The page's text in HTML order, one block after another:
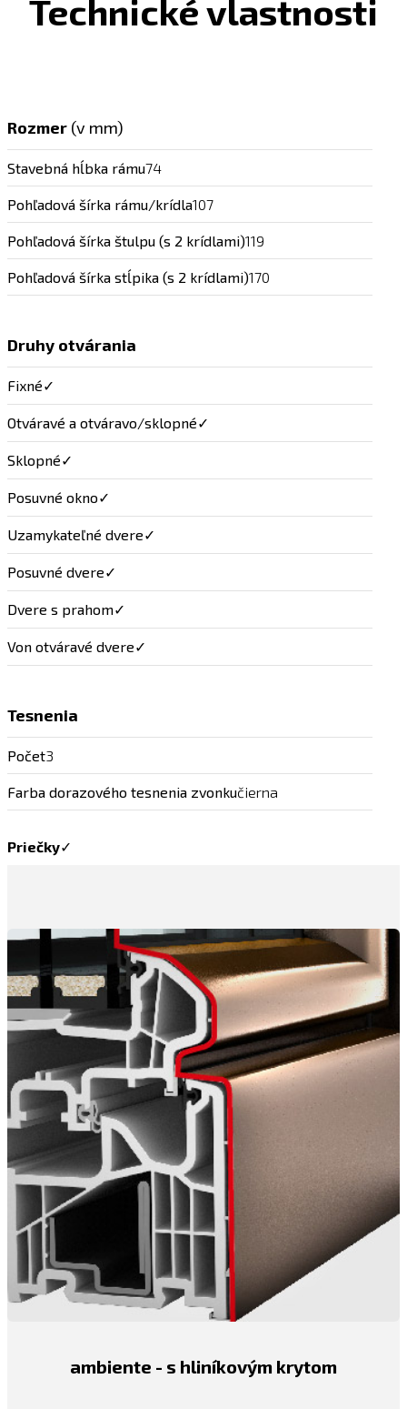
Technické vlastnosti
Rozmer (v mm)
Stavebná hĺbka rámu74
Pohľadová šírka rámu/krídla107
Pohľadová šírka štulpu (s 2 krídlami)119
Pohľadová šírka stĺpika (s 2 krídlami)170
Druhy otvárania
Fixné✓
Otváravé a otváravo/sklopné✓
Sklopné✓
Posuvné okno✓
Uzamykateľné dvere✓
Posuvné dvere✓
Dvere s prahom✓
Von otváravé dvere✓
Tesnenia
Počet3
Farba dorazového tesnenia zvonkučierna
Priečky✓
ambiente - s hliníkovým krytom